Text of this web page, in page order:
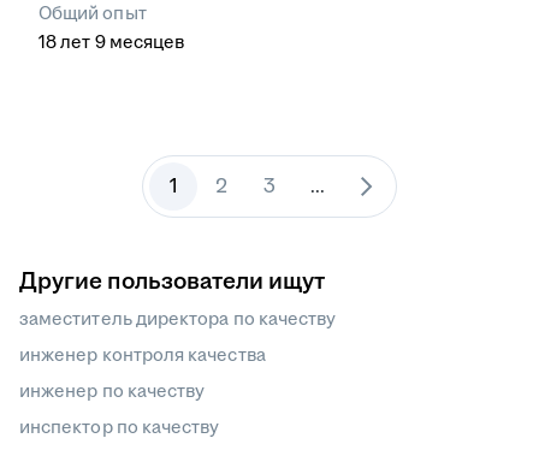
Общий опыт
18лет 9 месяцев
1 2 3 ...
Другие пользователи ищут
заместитель директора по качеству
инженер контроля качества
инженер по качеству
инспектор по качеству